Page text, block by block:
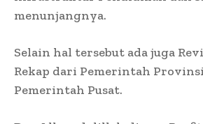
menunjangnya.
Selain hal tersebut ada juga
Rekap dari Pemerintah
Pemerintah Pusat.